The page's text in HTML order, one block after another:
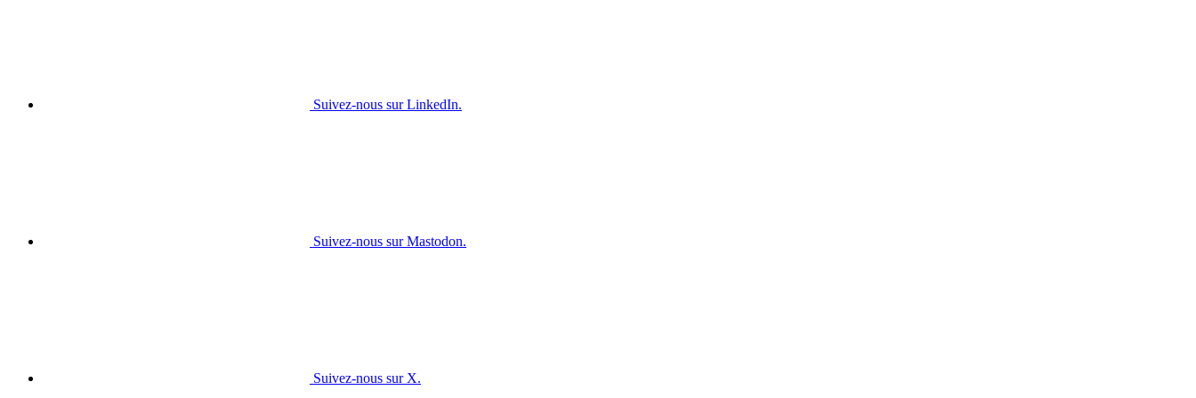
Suivez-nous sur LinkedIn.
Suivez-nous sur Mastodon.
Suivez-nous sur X.